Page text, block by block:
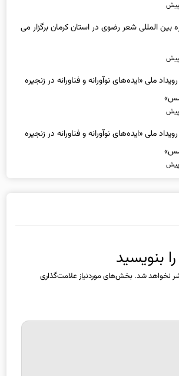
بین المللی شعر رضوی در استان کرمان برگزار می
رویداد ملی «ایده‌های نوآورانه و فناورانه در زنجیره
رویداد ملی «ایده‌های نوآورانه و فناورانه در زنجیره
بنویسید
نخواهد شد. بخش‌های موردنیاز علامت‌گذاری